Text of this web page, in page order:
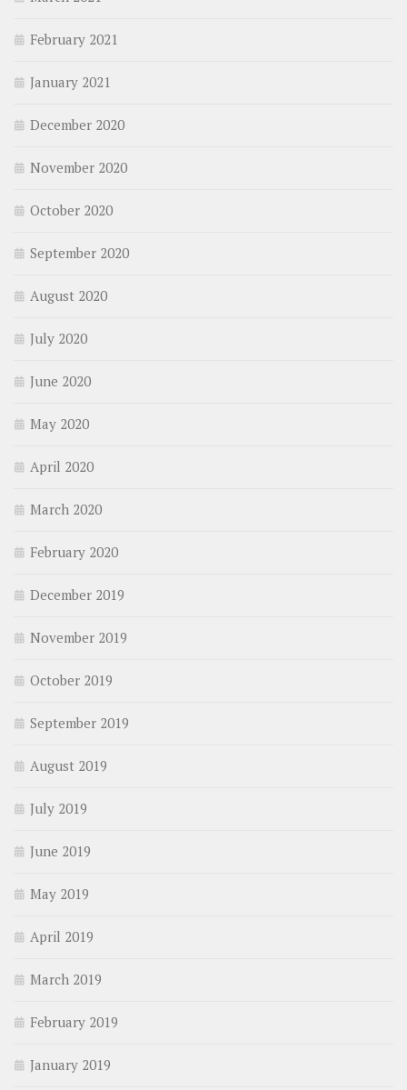
February 2021
January 2021
December 2020
November 2020
October 2020
September 2020
August 2020
July 2020
June 2020
May 2020
April 2020
March 2020
February 2020
December 2019
November 2019
October 2019
September 2019
August 2019
July 2019
June 2019
May 2019
April 2019
March 2019
February 2019
January 2019